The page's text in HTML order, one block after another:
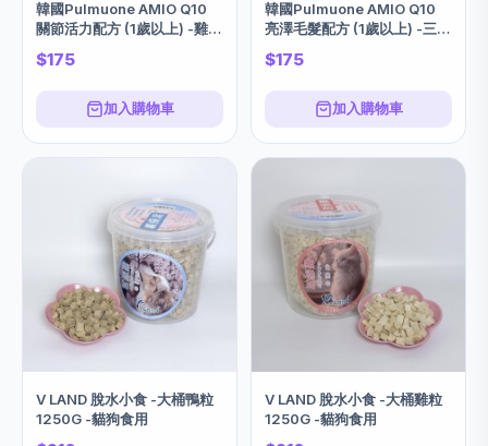
韓國Pulmuone AMIO Q10
關節活力配方 (1歲以上) -雞肉
1KG
$175
加入購物車
韓國Pulmuone AMIO Q10
亮澤毛髮配方 (1歲以上) -三文
魚味 1KG
$175
加入購物車
V LAND 脫水小食 -大桶鴨粒
1250G -貓狗食用
V LAND 脫水小食 -大桶雞粒
1250G -貓狗食用